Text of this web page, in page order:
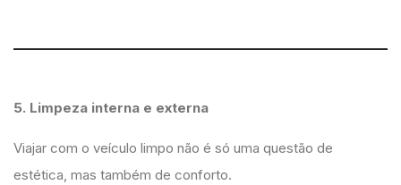
5. Limpeza interna e externa
Viajar com o veículo limpo não é só uma questão de
estética, mas também de conforto.